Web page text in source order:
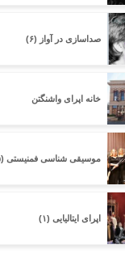
صداسازی در آواز (۶)
خانه اپرای واشنگتن
موسیقی شناسی فمنیستی (۵)
اپرای ایتالیایی (۱)